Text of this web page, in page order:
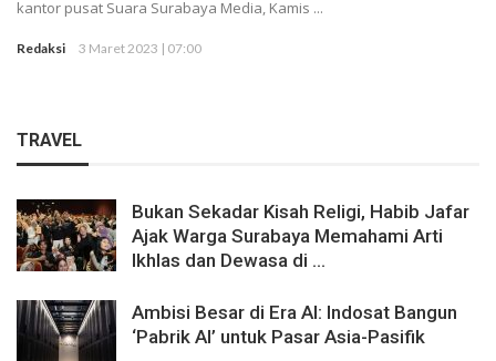
kantor pusat Suara Surabaya Media, Kamis ...
Redaksi 3 Maret 2023 | 07:00
TRAVEL
Bukan Sekadar Kisah Religi, Habib Jafar
Ajak Warga Surabaya Memahami Arti
Ikhlas dan Dewasa di ...
Ambisi Besar di Era AI: Indosat Bangun
‘Pabrik AI’ untuk Pasar Asia-Pasifik